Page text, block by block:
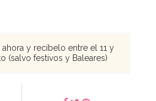
y recíbelo entre el 11 y
(salvo festivos y Baleares)